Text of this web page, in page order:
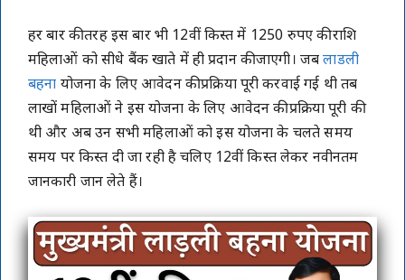
हर बार की तरह इस बार भी 12वीं किस्त में 1250 रुपए की राशि
महिलाओं को सीधे बैंक खाते में ही प्रदान की जाएगी। जबलाडली
बहना योजना के लिए आवेदन की प्रक्रिया पूरी करवाई गई थी तब
लाखों महिलाओं ने इस योजना के लिए आवेदन की प्रक्रिया पूरी की
थी और अब उन सभी महिलाओं को इस योजना के चलते समय
समय पर किस्त दी जा रही है चलिए 12वीं किस्त लेकर नवीनतम
जानकारी जान लेते हैं।